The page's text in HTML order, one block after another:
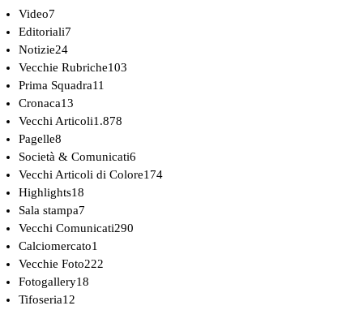
Video7
Editoriali7
Notizie24
Vecchie Rubriche103
Prima Squadra11
Cronaca13
Vecchi Articoli1.878
Pagelle8
Società & Comunicati6
Vecchi Articoli di Colore174
Highlights18
Sala stampa7
Vecchi Comunicati290
Calciomercato1
Vecchie Foto222
Fotogallery18
Tifoseria12